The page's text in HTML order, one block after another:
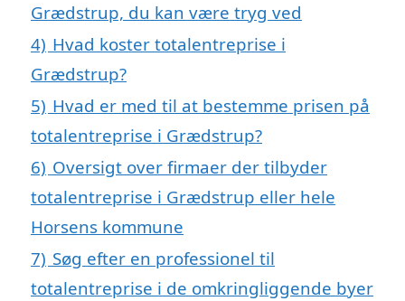
Grædstrup, du kan være tryg ved
4) Hvad koster totalentreprise i
Grædstrup?
5) Hvad er med til at bestemme prisen på
totalentreprise i Grædstrup?
6) Oversigt over firmaer der tilbyder
totalentreprise i Grædstrup eller hele
Horsens kommune
7) Søg efter en professionel til
totalentreprise i de omkringliggende byer